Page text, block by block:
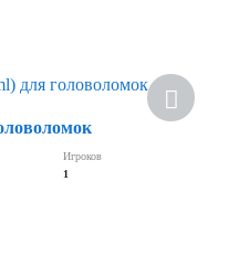
Игроков
1